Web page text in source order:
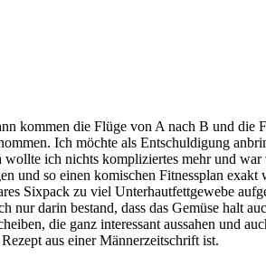
kommen die Flüge von A nach B und die
Ich möchte als Entschuldigung
ich nichts kompliziertes mehr und war
und so einen komischen Fitnessplan exakt
Sixpack zu viel Unterhautfettgewebe
darin bestand, dass das Gemüse halt
die ganz interessant aussahen und
aus einer Männerzeitschrift ist.